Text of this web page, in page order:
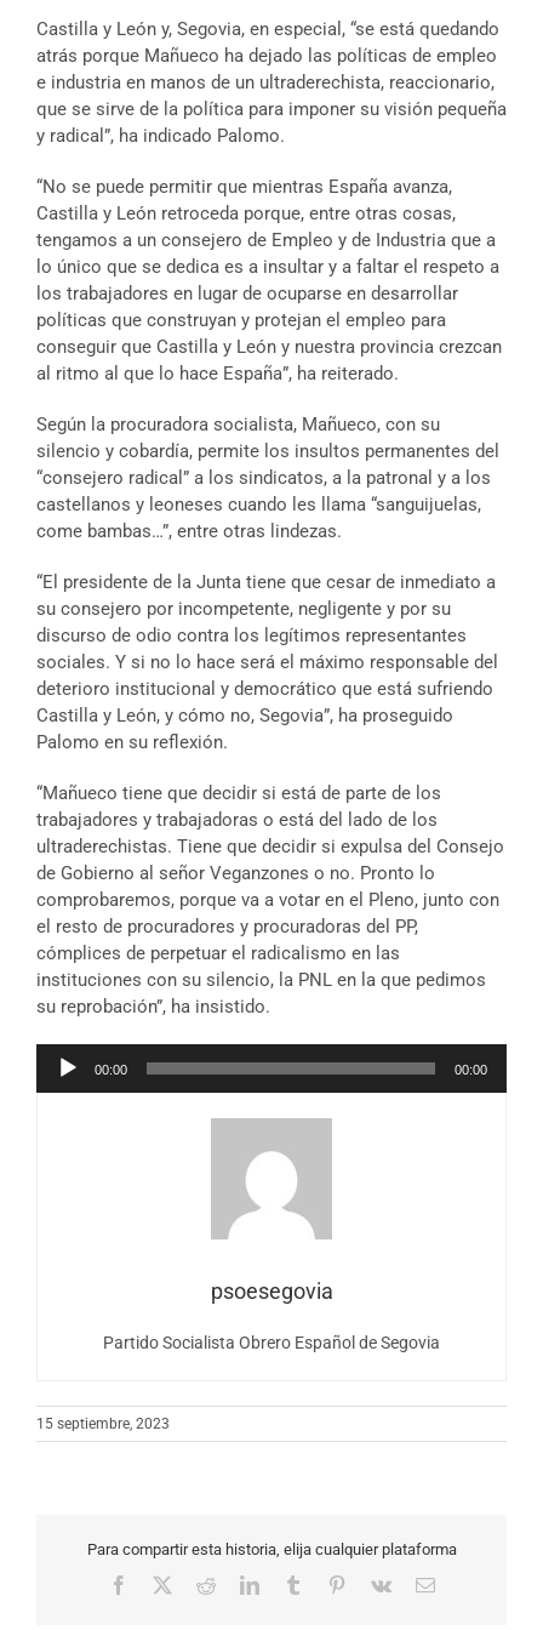
Castilla y León y, Segovia, en especial, “se está quedando
atrás porque Mañueco ha dejado las políticas de empleo
e industria en manos de un ultraderechista, reaccionario,
que se sirve de la política para imponer su visión pequeña
y radical”, ha indicado Palomo.
“No se puede permitir que mientras España avanza,
Castilla y León retroceda porque, entre otras cosas,
tengamos a un consejero de Empleo y de Industria que a
lo único que se dedica es a insultar y a faltar el respeto a
los trabajadores en lugar de ocuparse en desarrollar
políticas que construyan y protejan el empleo para
conseguir que Castilla y León y nuestra provincia crezcan
al ritmo al que lo hace España”, ha reiterado.
Según la procuradora socialista, Mañueco, con su
silencio y cobardía, permite los insultos permanentes del
“consejero radical” a los sindicatos, a la patronal y a los
castellanos y leoneses cuando les llama “sanguijuelas,
come bambas…”, entre otras lindezas.
“El presidente de la Junta tiene que cesar de inmediato a
su consejero por incompetente, negligente y por su
discurso de odio contra los legítimos representantes
sociales. Y si no lo hace será el máximo responsable del
deterioro institucional y democrático que está sufriendo
Castilla y León, y cómo no, Segovia”, ha proseguido
Palomo en su reflexión.
“Mañueco tiene que decidir si está de parte de los
trabajadores y trabajadoras o está del lado de los
ultraderechistas. Tiene que decidir si expulsa del Consejo
de Gobierno al señor Veganzones o no. Pronto lo
comprobaremos, porque va a votar en el Pleno, junto con
el resto de procuradores y procuradoras del PP,
cómplices de perpetuar el radicalismo en las
instituciones con su silencio, la PNL en la que pedimos
su reprobación”, ha insistido.
Reproductor
00:00 00:00
psoesegovia
Partido Socialista Obrero Español de Segovia
15 septiembre, 2023
Para compartir esta historia, elija cualquier plataforma
Facebook RedditLinkedInTumblr Pinterest
Vk
Correo